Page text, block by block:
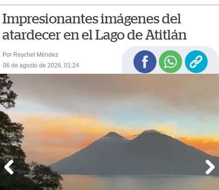
Impresionantes imágenes del
atardecer en el Lago de Atitlán
Por Reychel Méndez
06 de agosto de 2026, 01:24